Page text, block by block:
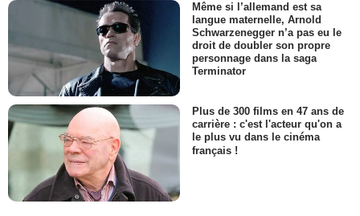
Même si l’allemand est sa
langue maternelle, Arnold
Schwarzenegger n’a pas eu le
droit de doubler son propre
personnage dans la saga
Terminator
Plus de 300 films en 47 ans de
carrière : c'est l'acteur qu'on a
le plus vu dans le cinéma
français !